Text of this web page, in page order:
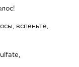
вспеньте,